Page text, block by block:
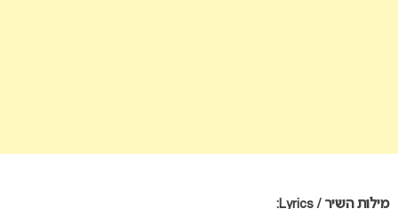
מילות השיר / Lyrics: